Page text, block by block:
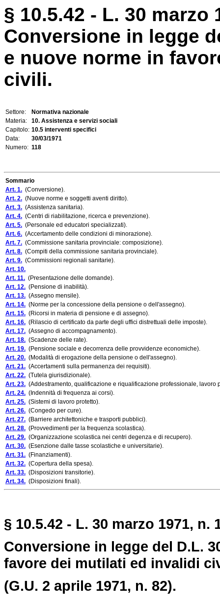
§ 10.5.42 - L. 30 marzo
Conversione in legge
e nuove norme in
civili.
Settore:
Normativa nazionale
Materia:
10. Assistenza e servizi sociali
Capitolo: 10.5 interventi specifici
Data:
30/03/1971
Numero: 118
Sommario
Art. 1. (Conversione).
Art. 2. (Nuove norme e soggetti aventi diritto).
Art. 3. (Assistenza sanitaria).
Art. 4. (Centri di riabilitazione, ricerca e prevenzione).
Art. 5. (Personale ed educatori specializzati).
Art. 6. (Accertamento delle condizioni di minorazione).
Art. 7. (Commissione sanitaria provinciale: composizione).
Art. 8. (Compiti della commissione sanitaria provinciale).
Art. 9. (Commissioni regionali sanitarie).
Art. 10.
Art. 11. (Presentazione delle domande).
Art. 12. (Pensione di inabilità).
Art. 13. (Assegno mensile).
Art. 14. (Norme per la concessione della pensione o dell'assegno).
Art. 15. (Ricorsi in materia di pensione e di assegno).
Art. 16. (Rilascio di certificato da parte degli uffici distrettuali delle imposte).
Art. 17. (Assegno di accompagnamento).
Art. 18. (Scadenze delle rate).
Art. 19. (Pensione sociale e decorrenza delle provvidenze economiche).
Art. 20. (Modalità di erogazione della pensione o dell'assegno).
Art. 21. (Accertamenti sulla permanenza dei requisiti).
Art. 22. (Tutela giurisdizionale).
Art. 23. (Addestramento, qualificazione e riqualificazione professionale, lavoro
Art. 24. (Indennità di frequenza ai corsi).
Art. 25. (Sistemi di lavoro protetto).
Art. 26. (Congedo per cure).
Art. 27. (Barriere architettoniche e trasporti pubblici).
Art. 28. (Provvedimenti per la frequenza scolastica).
Art. 29. (Organizzazione scolastica nei centri degenza e di recupero).
Art. 30. (Esenzione dalle tasse scolastiche e universitarie).
Art. 31. (Finanziamenti).
Art. 32. (Copertura della spesa).
Art. 33. (Disposizioni transitorie).
Art. 34. (Disposizioni finali).
§ 10.5.42 - L. 30 marzo 1971, n.
Conversione in legge del D.L.
favore dei mutilati ed invalidi
(G.U. 2 aprile 1971, n. 82).